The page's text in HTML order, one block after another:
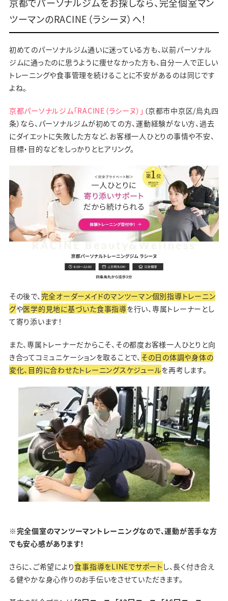
ツーマンのRACINE（ラシーヌ）へ！
初めてのパーソナルジム通いに迷っている方も、以前パーソナル
ジムに通ったのに思うように痩せなかった方も、自分一人で正しい
トレーニングや食事管理を続けることに不安があるのは同じです
よね。
京都パーソナルジム「RACINE（ラシーヌ）」 （京都市中京区/烏丸四
条）なら、パーソナルジムが初めての方、運動経験がない方、過去
にダイエットに失敗した方など、お客様一人ひとりの事情や不安、
目標・目的などをしっかりとヒアリング。
その後で、完全オーダーメイドのマンツーマン個別指導トレーニン
グや医学的見地に基づいた食事指導を行い、専属トレーナーとし
て寄り添います！
また、専属トレーナーだからこそ、その都度お客様一人ひとりと向
き合ってコミュニケーションを取ることで、 その日の体調や身体の
変化、目的に合わせたトレーニングスケジュールを再考します。
※完全個室のマンツーマントレーニングなので、運動が苦手な方
でも安心感があります！
さらに、ご希望により食事指導をLINEでサポート し、長く付き合え
る健やかな身心作りのお手伝いをさせていただきます。